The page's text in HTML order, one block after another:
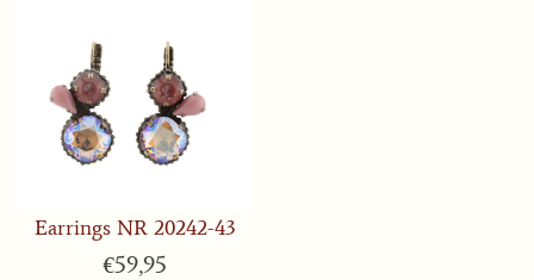
Earrings NR 20242-43
€59,95